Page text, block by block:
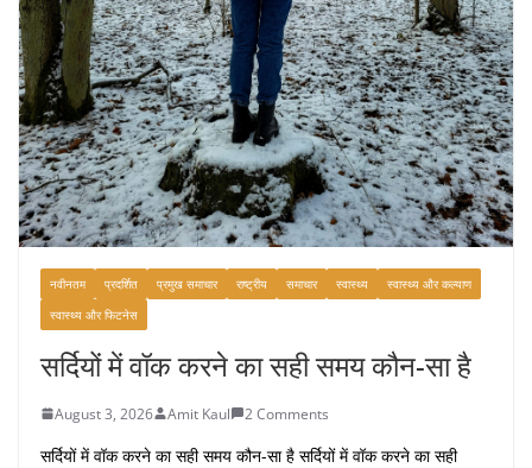
नवीनतम प्रदर्शित प्रमुख समाचार राष्ट्रीय समाचार स्वास्थ्य
स्वास्थ्य और कल्याण
स्वास्थ्य और फिटनेस
सर्दियों में वॉक करने का सही समय कौन-सा है
August 3, 2026 Amit Kaul 2 Comments
सर्दियों में वॉक करने का सही समय कौन-सा है सर्दियों में वॉक करने का सही